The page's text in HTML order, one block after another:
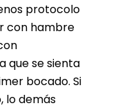
protocolo
con hambre
que se sienta
bocado. Si
lo demás